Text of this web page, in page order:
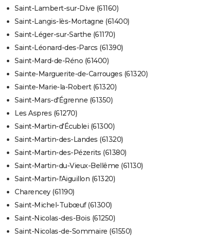
Saint-Lambert-sur-Dive (61160)
Saint-Langis-lès-Mortagne (61400)
Saint-Léger-sur-Sarthe (61170)
Saint-Léonard-des-Parcs (61390)
Saint-Mard-de-Réno (61400)
Sainte-Marguerite-de-Carrouges (61320)
Sainte-Marie-la-Robert (61320)
Saint-Mars-d'Égrenne (61350)
Les Aspres (61270)
Saint-Martin-d'Écublei (61300)
Saint-Martin-des-Landes (61320)
Saint-Martin-des-Pézerits (61380)
Saint-Martin-du-Vieux-Bellême (61130)
Saint-Martin-l'Aiguillon (61320)
Charencey (61190)
Saint-Michel-Tubœuf (61300)
Saint-Nicolas-des-Bois (61250)
Saint-Nicolas-de-Sommaire (61550)